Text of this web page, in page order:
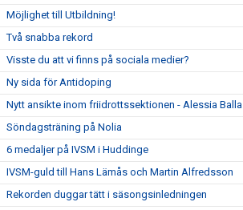
Möjlighet till Utbildning!
Två snabba rekord
Visste du att vi finns på sociala medier?
Ny sida för Antidoping
Nytt ansikte inom friidrottssektionen - Alessia Balla
Söndagsträning på Nolia
6 medaljer på IVSM i Huddinge
IVSM-guld till Hans Lämås och Martin Alfredsson
Rekorden duggar tätt i säsongsinledningen